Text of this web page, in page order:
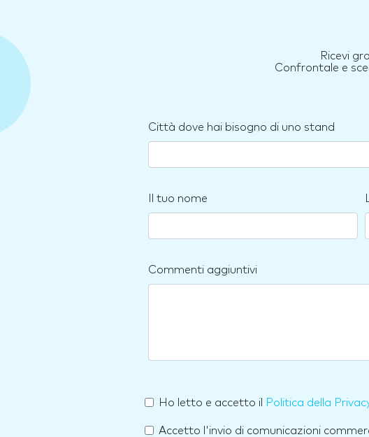
Ricevi
Confrontale e
Città dove hai bisogno di uno stand
Il tuo nome
Commenti aggiuntivi
Ho letto e accetto il Politica della
Accetto l'invio di comunicazioni